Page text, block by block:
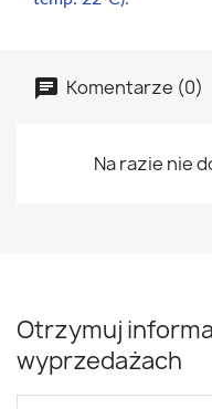
Komentarze (0)
Na razie nie
Otrzymuj
wyprzedażach